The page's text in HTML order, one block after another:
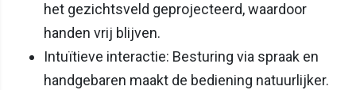
het gezichtsveld geprojecteerd, waardoor
handen vrij blijven.​
Intuïtieve interactie: Besturing via spraak en
handgebaren maakt de bediening natuurlijker.​